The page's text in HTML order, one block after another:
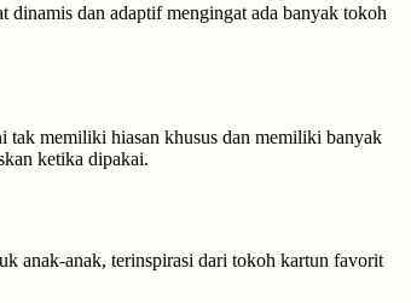
dan adaptif mengingat ada banyak tokoh
tak memiliki hiasan khusus dan memiliki banyak
ketika dipakai.
anak-anak, terinspirasi dari tokoh kartun favorit